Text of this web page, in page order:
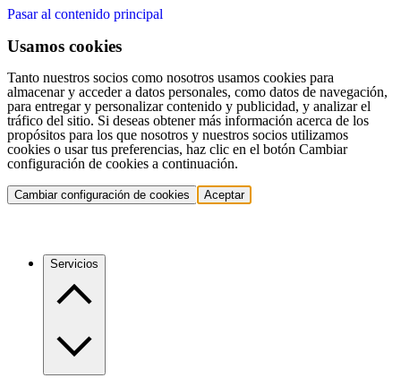
Pasar al contenido principal
Usamos cookies
Tanto nuestros socios como nosotros usamos cookies para
almacenar y acceder a datos personales, como datos de navegación,
para entregar y personalizar contenido y publicidad, y analizar el
tráfico del sitio. Si deseas obtener más información acerca de los
propósitos para los que nosotros y nuestros socios utilizamos
cookies o usar tus preferencias, haz clic en el botón Cambiar
configuración de cookies a continuación.
Cambiar configuración de cookies Aceptar
Servicios